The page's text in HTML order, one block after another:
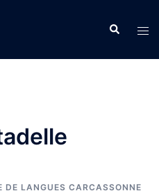
DE LANGUES CARCASSONNE